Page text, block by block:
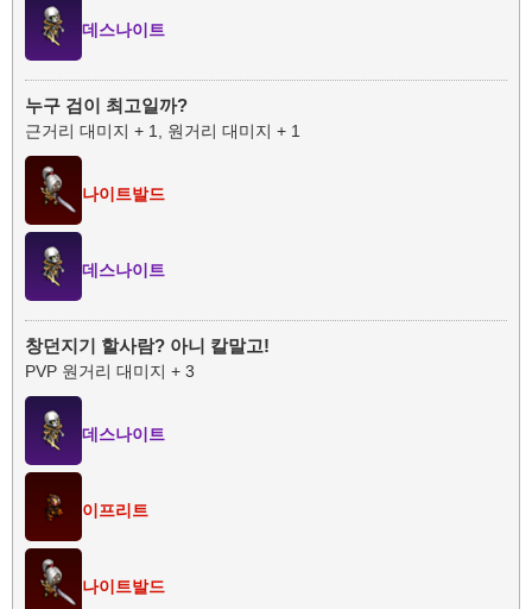
데스나이트
누구 검이 최고일까?
근거리 대미지 + 1, 원거리 대미지 + 1
나이트발드
데스나이트
창던지기 할사람? 아니 칼말고!
PVP 원거리 대미지 + 3
데스나이트
이프리트
나이트발드